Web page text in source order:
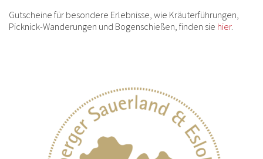
Gutscheine für besondere Erlebnisse, wie Kräuterführungen,
Picknick-Wanderungen und Bogenschießen, finden sie hier.